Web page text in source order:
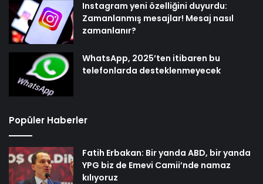
Instagram yeni özelliğini duyurdu:
Zamanlanmış mesajlar! Mesaj nasıl
zamanlanır?
WhatsApp, 2025’ten itibaren bu
telefonlarda desteklenmeyecek
Popüler Haberler
Fatih Erbakan: Bir yanda ABD, bir yanda
YPG biz de Emevi Camii’nde namaz
kılıyoruz